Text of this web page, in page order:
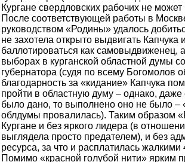
Кургане свердловских рабочих не может
После соответствующей работы в
руководством «Родины» удалось
не захотела открыто выдвигать
баллотироваться как самовыдвиженец,
выборах в курганской областной думы
губернатора (судя по всему Богомолов
благодарность за «кидание» Капчука
пройти в областную думу – однако,
было дано, то выполнено оно не было –
облдумы провалилась). Таким образом
Кургане и без яркого лидера (в
выглядела просто предателем), и без
ресурса, за что и расплатилась жалкими
Помимо «красной голубой нити» ярким